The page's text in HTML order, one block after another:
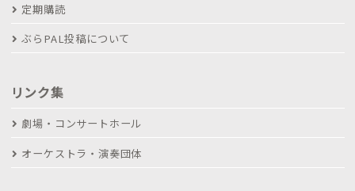
定期購読
ぶらPAL投稿について
リンク集
劇場・コンサートホール
オーケストラ・演奏団体